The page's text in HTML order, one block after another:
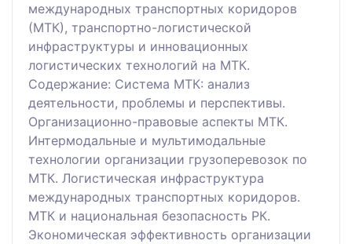
международных транспортных коридоров
(МТК), транспортно-логистической
инфраструктуры и инновационных
логистических технологий на МТК.
Содержание: Система МТК: анализ
деятельности, проблемы и перспективы.
Организационно-правовые аспекты МТК.
Интермодальные и мультимодальные
технологии организации грузоперевозок по
МТК. Логистическая инфраструктура
международных транспортных коридоров.
МТК и национальная безопасность РК.
Экономическая эффективность организации